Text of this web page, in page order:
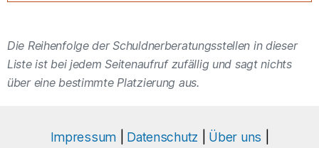
Die Reihenfolge der Schuldnerberatungsstellen in dieser
Liste ist bei jedem Seitenaufruf zufällig und sagt nichts
über eine bestimmte Platzierung aus.
Impressum Datenschutz Über uns